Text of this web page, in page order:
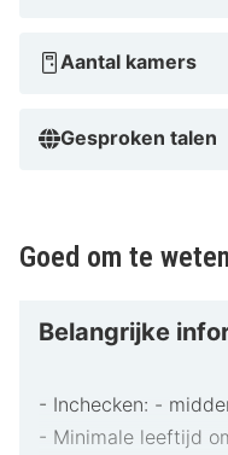
Aantal kamers
Gesproken talen
Goed om te weten
Belangrijke
- Inchecken: -
- Minimale leeftijd